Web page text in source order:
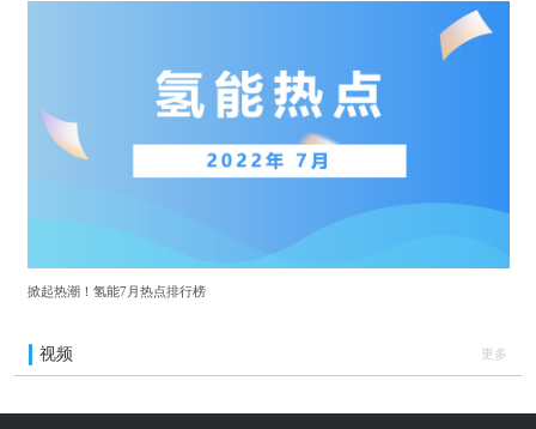
掀起热潮！氢能7月热点排行榜
视频 更多